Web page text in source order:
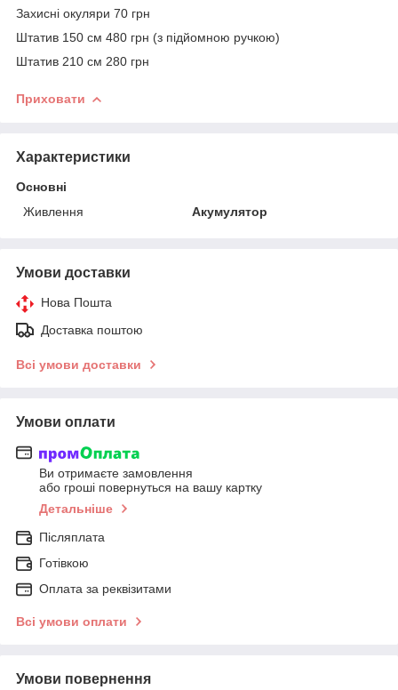
Захисні окуляри 70 грн
Штатив 150 см 480 грн (з підйомною ручкою)
Штатив 210 см 280 грн
Приховати
Характеристики
Основні
Живлення
Акумулятор
Умови доставки
Нова Пошта
Доставка поштою
Всі умови доставки
Умови оплати
Ви отримаєте замовлення
або гроші повернуться на вашу картку
Детальніше
Післяплата
Готівкою
Оплата за реквізитами
Всі умови оплати
Умови повернення